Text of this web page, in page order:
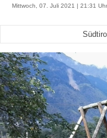
Mittwoch, 07. Juli 2021 | 21:31 Uhr